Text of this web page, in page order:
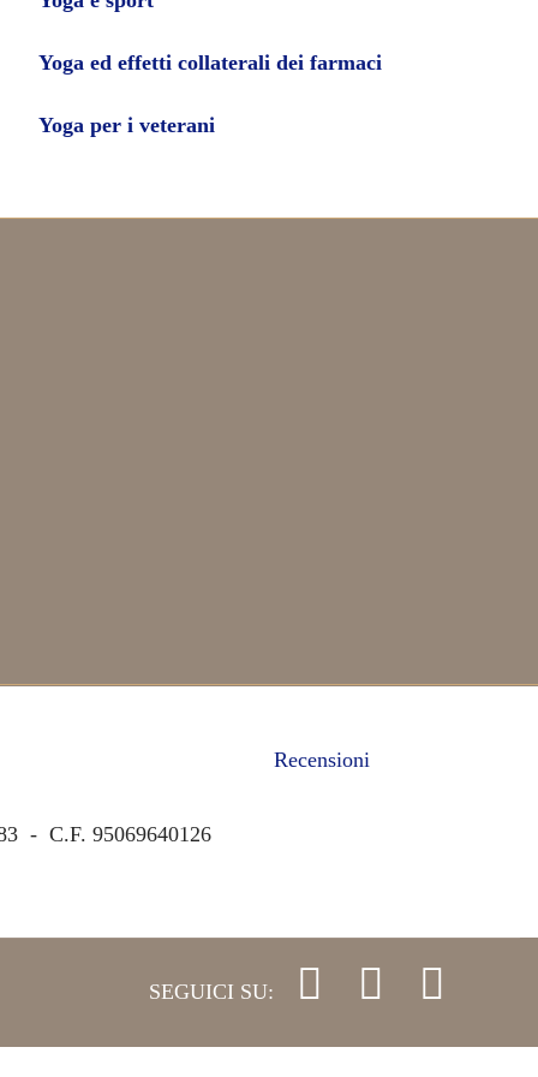
Yoga ed effetti collaterali dei farmaci
Yoga per i veterani
Recensioni
- C.F. 95069640126
SEGUICI SU: